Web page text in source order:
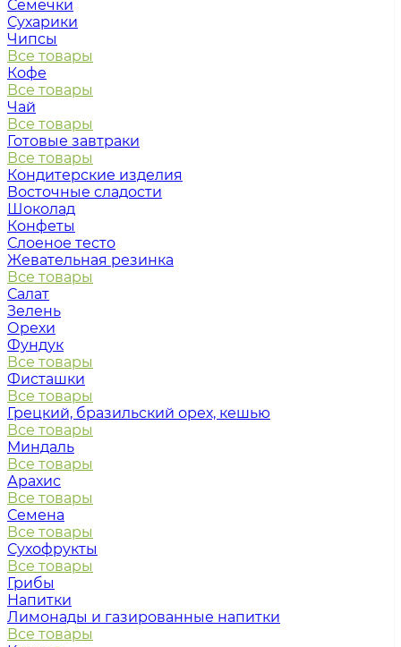
Семечки
Сухарики
Чипсы
Все товары
Кофе
Все товары
Чай
Все товары
Готовые завтраки
Все товары
Кондитерские изделия
Восточные сладости
Шоколад
Конфеты
Слоеное тесто
Жевательная резинка
Все товары
Салат
Зелень
Орехи
Фундук
Все товары
Фисташки
Все товары
Грецкий, бразильский орех, кешью
Все товары
Миндаль
Все товары
Арахис
Все товары
Семена
Все товары
Сухофрукты
Все товары
Грибы
Напитки
Лимонады и газированные напитки
Все товары